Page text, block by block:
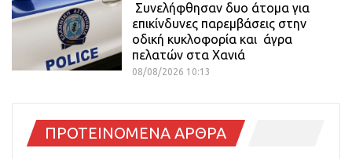
Συνελήφθησαν δυο άτομα για
επικίνδυνες παρεμβάσεις στην
οδική κυκλοφορία και άγρα
πελατών στα Χανιά
08/08/2026 10:13
ΠΡΟΤΕΙΝΟΜΕΝΑ ΑΡΘΡΑ